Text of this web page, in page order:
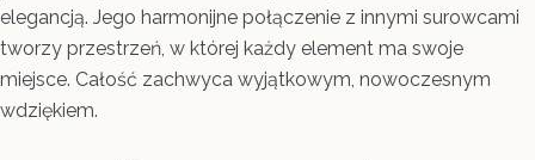
elegancją. Jego harmonijne połączenie z innymi surowcami
tworzy przestrzeń, w której każdy element ma swoje
miejsce. Całość zachwyca wyjątkowym, nowoczesnym
wdziękiem.